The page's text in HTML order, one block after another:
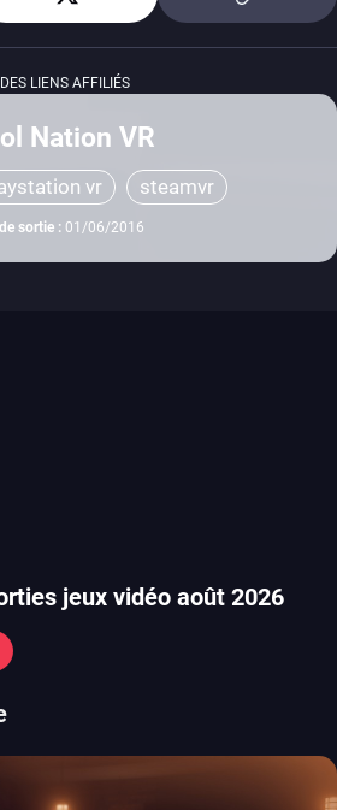
LIENS AFFILIÉS
Nation VR
vr steamvr
sortie : 01/06/2016
jeux vidéo août 2026